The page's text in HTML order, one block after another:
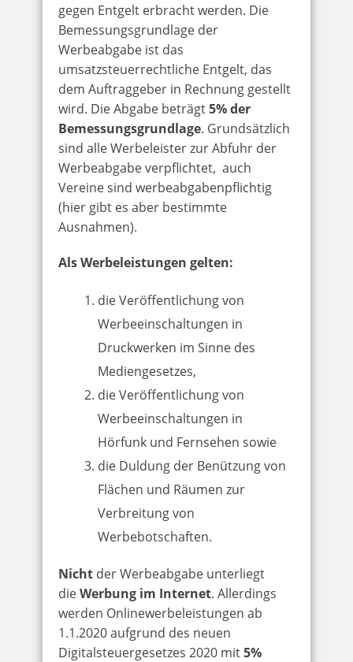
gegen Entgelt erbracht werden. Die
Bemessungsgrundlage der
Werbeabgabe ist das
umsatzsteuerrechtliche Entgelt, das
dem Auftraggeber in Rechnung gestellt
wird. Die Abgabe beträgt5% der
Bemessungsgrundlage. Grundsätzlich
sind alle Werbeleister zur Abfuhr der
Werbeabgabe verpflichtet, auch
Vereine sind werbeabgabenpflichtig
(hier gibt es aber bestimmte
Ausnahmen).
Als Werbeleistungen gelten:
die Veröffentlichung von
Werbeeinschaltungen in
Druckwerken im Sinne des
Mediengesetzes,
die Veröffentlichung von
Werbeeinschaltungen in
Hörfunk und Fernsehen sowie
die Duldung der Benützung von
Flächen und Räumen zur
Verbreitung von
Werbebotschaften.
Nicht der Werbeabgabe unterliegt
dieWerbung im Internet. Allerdings
werden Onlinewerbeleistungen ab
1.1.2020 aufgrund des neuen
Digitalsteuergesetzes 2020 mit5%